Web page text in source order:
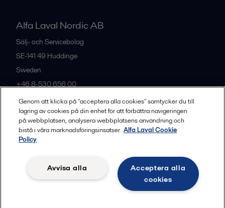
Alfa Laval Nordic AB
Sälj- och Servicebolag
SE-141 49 Huddinge
Sweden
+46 8-530 656 00
Alla kontor och partners
Legal terms and conditions
Community guidelines
Genom att klicka på "acceptera alla cookies" samtycker du till
lagring av cookies på din enhet för att förbättra navigeringen
på webbplatsen, analysera webbplatsens användning och
bistå i våra marknadsföringsinsatser. Alfa Laval Cookie
Policy
Acceptera alla
cookies
Avvisa alla